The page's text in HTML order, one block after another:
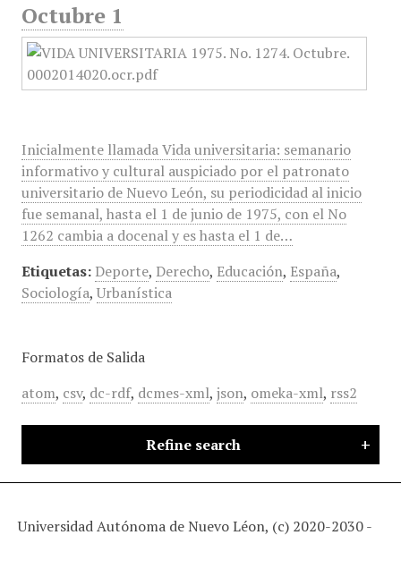
Octubre 1
Inicialmente llamada Vida universitaria: semanario
informativo y cultural auspiciado por el patronato
universitario de Nuevo León, su periodicidad al inicio
fue semanal, hasta el 1 de junio de 1975, con el No
1262 cambia a docenal y es hasta el 1 de…
Etiquetas: Deporte, Derecho, Educación, España,
Sociología, Urbanística
Formatos de Salida
atom, csv, dc-rdf, dcmes-xml, json, omeka-xml, rss2
Refine search
Universidad Autónoma de Nuevo Léon, (c) 2020-2030 -